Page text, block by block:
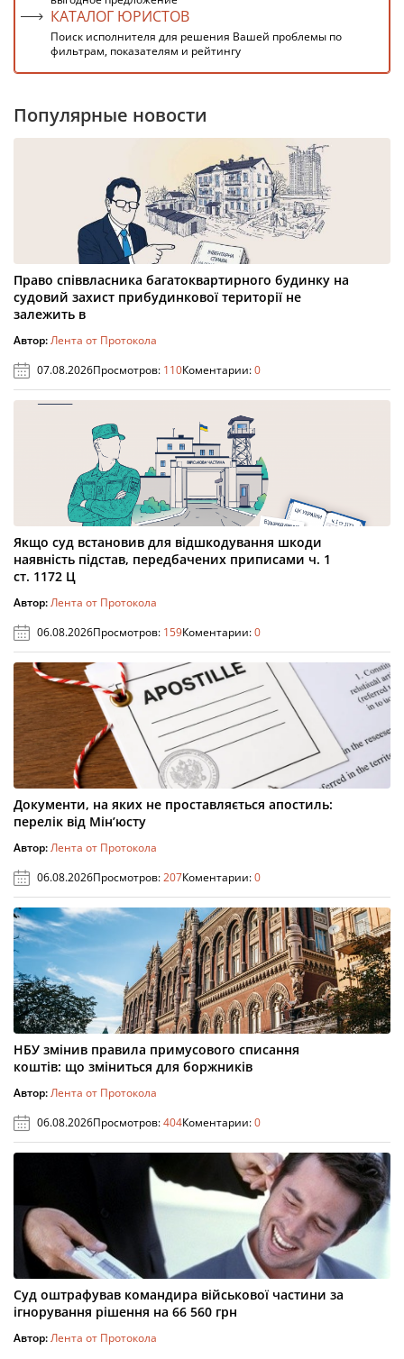
КАТАЛОГ ЮРИСТОВ
Поиск исполнителя для решения Вашей проблемы по
фильтрам, показателям и рейтингу
Популярные новости
Право співвласника багатоквартирного будинку на
судовий захист прибудинкової території не
залежить в
Автор:Лента от Протокола
07.08.2026Просмотров: 110Коментарии:0
Якщо суд встановив для відшкодування шкоди
наявність підстав, передбачених приписами ч. 1
ст. 1172 Ц
Автор:Лента от Протокола
06.08.2026Просмотров: 159Коментарии:0
Документи, на яких не проставляється апостиль:
перелік від Мін’юсту
Автор:Лента от Протокола
06.08.2026Просмотров:207Коментарии:0
НБУ змінив правила примусового списання
коштів: що зміниться для боржників
Автор:Лента от Протокола
06.08.2026Просмотров:404Коментарии:0
Суд оштрафував командира військової частини за
ігнорування рішення на 66 560 грн
Автор:Лента от Протокола